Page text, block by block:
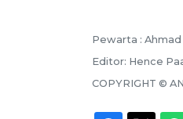
Pewarta :
Editor: Hence
COPYRIGHT ©